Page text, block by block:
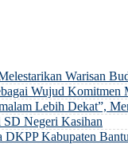
Warisan
Wujud Komitmen
Lebih Dekat”,
Negeri Kasihan
DKPP Kabupaten